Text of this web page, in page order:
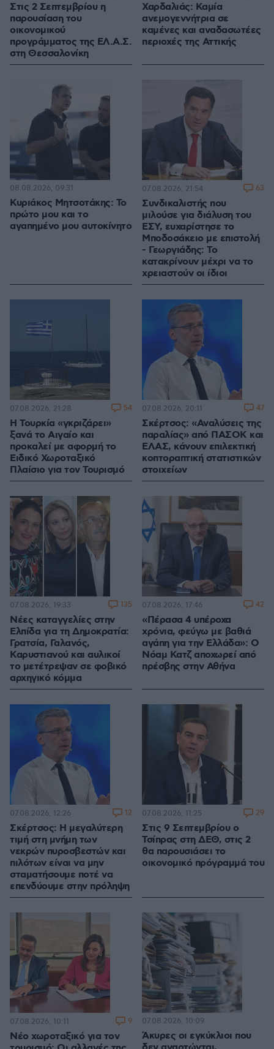
Στις 2 Σεπτεμβρίου η
παρουσίαση του
οικονομικού
προγράμματος της ΕΛ.Α.Σ.
στη Θεσσαλονίκη
Χαρδαλιάς: Καμία
ανεμογεννήτρια σε
καμένες και αναδασωτέες
περιοχές της Αττικής
Κυριάκος Μητσοτάκης: Το
πρώτο μου και το
αγαπημένο μου αυτοκίνητο
08.08.2026, 09:31
Συνδικαλιστής που
μιλούσε για διάλυση του
ΕΣΥ, ευχαρίστησε το
Μποδοσάκειο με επιστολή
- Γεωργιάδης: Το
κατακρίνουν μέχρι να το
χρειαστούν οι ίδιοι
07.08.2026, 21:54 63
Η Τουρκία «γκριζάρει»
ξανά το Αιγαίο και
προκαλεί με αφορμή το
Ειδικό Χωροταξικό
Πλαίσιο για τον Τουρισμό
07.08.2026, 21:28 54
Σκέρτσος: «Αναλύσεις της
παραλίας» από ΠΑΣΟΚ και
ΕΛΑΣ, κάνουν επιλεκτική
κοπτοραπτική στατιστικών
στοιχείων
07.08.2026, 20:11 47
Νέες καταγγελίες στην
Ελπίδα για τη Δημοκρατία:
Γρατσία, Γαλανός,
Καρυστιανού και αυλικοί
το μετέτρεψαν σε φοβικό
αρχηγικό κόμμα
07.08.2026, 19:33 135
«Πέρασα 4 υπέροχα
χρόνια, φεύγω με βαθιά
αγάπη για την Ελλάδα»: Ο
Νόαμ Κατζ αποχωρεί από
πρέσβης στην Αθήνα
07.08.2026, 17:46 42
Σκέρτσος: Η μεγαλύτερη
τιμή στη μνήμη των
νεκρών πυροσβεστών και
πιλότων είναι να μην
σταματήσουμε ποτέ να
επενδύουμε στην πρόληψη
07.08.2026, 12:26 12
Στις 9 Σεπτεμβρίου ο
Τσίπρας στη ΔΕΘ, στις 2
θα παρουσιάσει το
οικονομικό πρόγραμμά του
07.08.2026, 11:25 29
Νέο χωροταξικό για τον
07.08.2026, 10:11 9
Άκυρες οι εγκύκλιοι που
07.08.2026, 10:09